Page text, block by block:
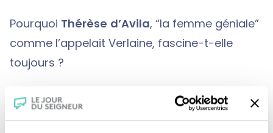
Pourquoi Thérèse d’Avila, “la femme géniale”
comme l’appelait Verlaine, fascine-t-elle
toujours ?